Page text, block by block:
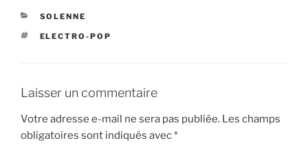
CATÉGORIES
SOLENNE
ÉTIQUETTES
ELECTRO-POP
Laisser un commentaire
Votre adresse e-mail ne sera pas publiée. Les champs
obligatoires sont indiqués avec*